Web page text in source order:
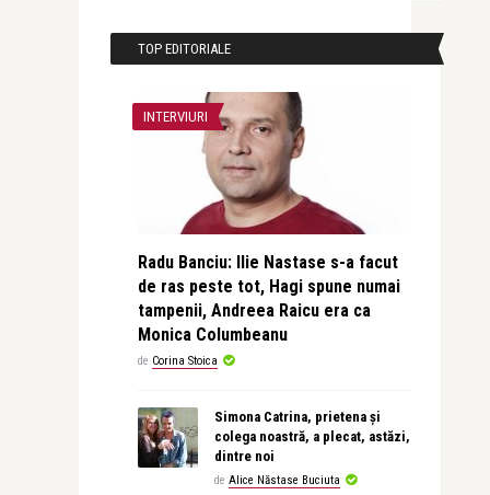
TOP EDITORIALE
INTERVIURI
Radu Banciu: Ilie Nastase s-a facut
de ras peste tot, Hagi spune numai
tampenii, Andreea Raicu era ca
Monica Columbeanu
de Corina Stoica
Simona Catrina, prietena și
colega noastră, a plecat, astăzi,
dintre noi
de Alice Năstase Buciuta